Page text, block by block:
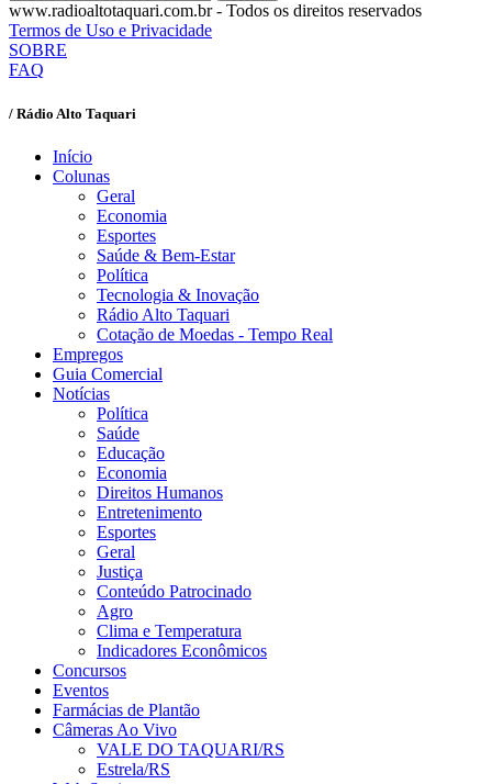
www.radioaltotaquari.com.br - Todos os direitos reservados
Termos de Uso e Privacidade
SOBRE
FAQ
/ Rádio Alto Taquari
Início
Colunas
Geral
Economia
Esportes
Saúde & Bem-Estar
Política
Tecnologia & Inovação
Rádio Alto Taquari
Cotação de Moedas - Tempo Real
Empregos
Guia Comercial
Notícias
Política
Saúde
Educação
Economia
Direitos Humanos
Entretenimento
Esportes
Geral
Justiça
Conteúdo Patrocinado
Agro
Clima e Temperatura
Indicadores Econômicos
Concursos
Eventos
Farmácias de Plantão
Câmeras Ao Vivo
VALE DO TAQUARI/RS
Estrela/RS